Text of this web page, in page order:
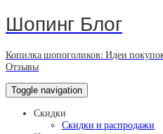
Шопинг Блог
Копилка шопоголиков: Идеи
Отзывы
Toggle navigation
Скидки
Скидки и распродажи